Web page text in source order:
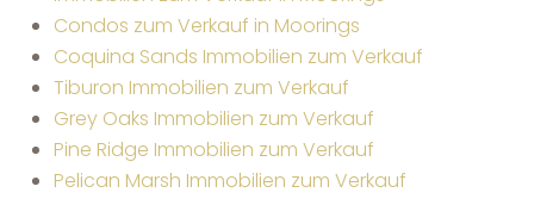
Condos zum Verkauf in Moorings
Coquina Sands Immobilien zum Verkauf
Tiburon Immobilien zum Verkauf
Grey Oaks Immobilien zum Verkauf
Pine Ridge Immobilien zum Verkauf
Pelican Marsh Immobilien zum Verkauf